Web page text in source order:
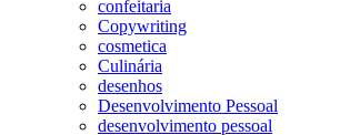
confeitaria
Copywriting
cosmetica
Culinária
desenhos
Desenvolvimento Pessoal
desenvolvimento pessoal